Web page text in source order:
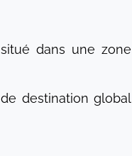
dans une zone
destination global